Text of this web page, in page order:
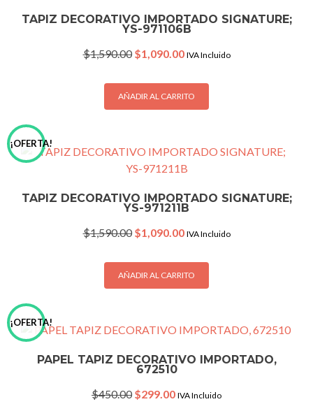
TAPIZ DECORATIVO IMPORTADO SIGNATURE;
YS-971106B
$1,590.00 Original
was:
$1,590.00.
$1,090.00Current
is:
$1,090.00.
IVA Incluido
AÑADIR AL CARRITO
¡OFERTA!
TAPIZ DECORATIVO IMPORTADO SIGNATURE;
YS-971211B
$1,590.00 Original
was:
$1,590.00.
$1,090.00Current
is:
$1,090.00.
IVA Incluido
AÑADIR AL CARRITO
¡OFERTA!
PAPEL TAPIZ DECORATIVO IMPORTADO,
672510
$450.00 Original
$299.00Current
IVA Incluido